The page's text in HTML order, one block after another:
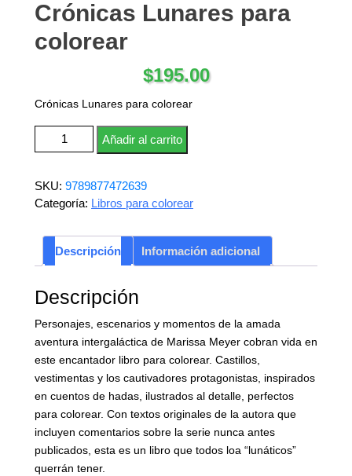
Crónicas Lunares para
colorear
$195.00
Crónicas Lunares para colorear
Crónicas Lunares para colorear cantidad
Añadir al carrito
SKU: 9789877472639
Categoría: Libros para colorear
Descripción Información adicional
Descripción
Personajes, escenarios y momentos de la amada
aventura intergaláctica de Marissa Meyer cobran vida en
este encantador libro para colorear. Castillos,
vestimentas y los cautivadores protagonistas, inspirados
en cuentos de hadas, ilustrados al detalle, perfectos
para colorear. Con textos originales de la autora que
incluyen comentarios sobre la serie nunca antes
publicados, esta es un libro que todos loa “lunáticos”
querrán tener.